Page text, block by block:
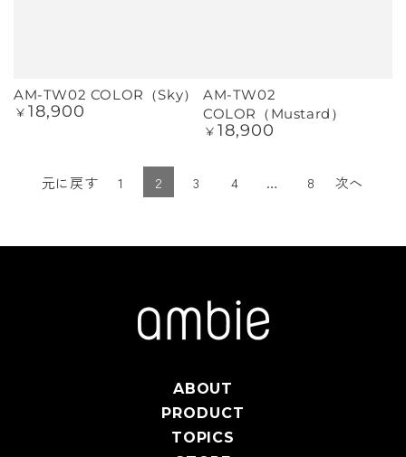
AM-TW02 COLOR（Sky）
定
¥ 18,900
AM-TW02
COLOR（Mustard）
定
¥ 18,900
元に戻す 1 2 3 4 … 8 次へ
ABOUT
PRODUCT
TOPICS